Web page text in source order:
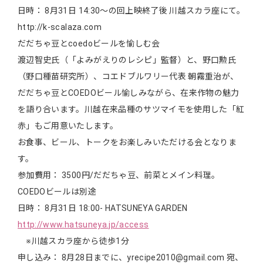
日時： 8月31日 14:30～の回上映終了後 川越スカラ座にて。
http://k-scalaza.com
だだちゃ豆とcoedoビールを愉しむ会
渡辺智史氏（「よみがえりのレシピ」監督）と、野口勲氏
（野口種苗研究所）、コエドブルワリー代表 朝霧重治が、
だだちゃ豆とCOEDOビール愉しみながら、在来作物の魅力
を語り合います。川越在来品種のサツマイモを使用した「紅
赤」もご用意いたします。
お食事、ビール、トークをお楽しみいただける会となりま
す。
参加費用： 3500円/だだちゃ豆、前菜とメイン料理。
COEDOビールは別途
日時： 8月31日 18:00- HATSUNEYA GARDEN
http://www.hatsuneya.jp/access
※川越スカラ座から徒歩1分
申し込み： 8月28日までに、yrecipe2010@gmail.com 宛、